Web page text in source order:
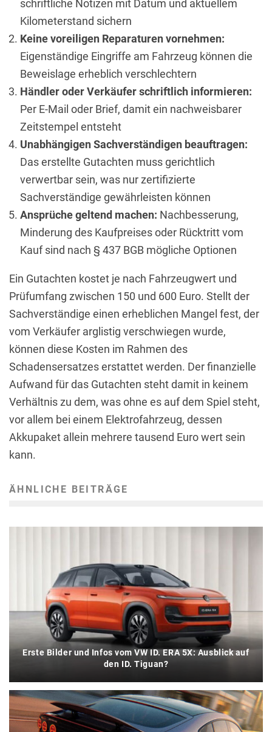
schriftliche Notizen mit Datum und aktuellem
Kilometerstand sichern
Keine voreiligen Reparaturen vornehmen:
Eigenständige Eingriffe am Fahrzeug können die
Beweislage erheblich verschlechtern
Händler oder Verkäufer schriftlich informieren:
Per E-Mail oder Brief, damit ein nachweisbarer
Zeitstempel entsteht
Unabhängigen Sachverständigen beauftragen:
Das erstellte Gutachten muss gerichtlich
verwertbar sein, was nur zertifizierte
Sachverständige gewährleisten können
Ansprüche geltend machen: Nachbesserung,
Minderung des Kaufpreises oder Rücktritt vom
Kauf sind nach § 437 BGB mögliche Optionen
Ein Gutachten kostet je nach Fahrzeugwert und
Prüfumfang zwischen 150 und 600 Euro. Stellt der
Sachverständige einen erheblichen Mangel fest, der
vom Verkäufer arglistig verschwiegen wurde,
können diese Kosten im Rahmen des
Schadensersatzes erstattet werden. Der finanzielle
Aufwand für das Gutachten steht damit in keinem
Verhältnis zu dem, was ohne es auf dem Spiel steht,
vor allem bei einem Elektrofahrzeug, dessen
Akkupaket allein mehrere tausend Euro wert sein
kann.
ÄHNLICHE BEITRÄGE
Erste Bilder und Infos vom VW ID. ERA 5X: Ausblick auf
den ID. Tiguan?